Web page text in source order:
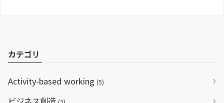
カテゴリ
Activity-based working (5)